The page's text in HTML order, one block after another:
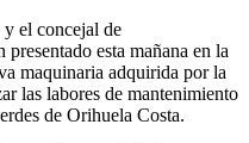
y el concejal de
esta mañana en la
maquinaria adquirida por la
las labores de mantenimiento
de Orihuela Costa.